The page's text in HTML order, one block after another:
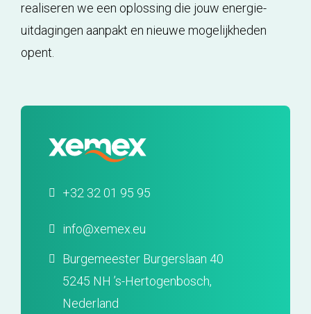
realiseren we een oplossing die jouw energie-
uitdagingen aanpakt en nieuwe mogelijkheden
opent.
+32 32 01 95 95
info@xemex.eu
Burgemeester Burgerslaan 40
5245 NH ’s-Hertogenbosch,
Nederland